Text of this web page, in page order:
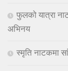
फुलको यात्रा
अभिनय
स्मृति नाटकमा